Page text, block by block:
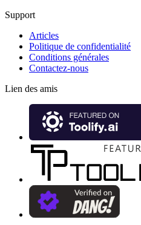
Support
Articles
Politique de confidentialité
Conditions générales
Contactez-nous
Lien des amis